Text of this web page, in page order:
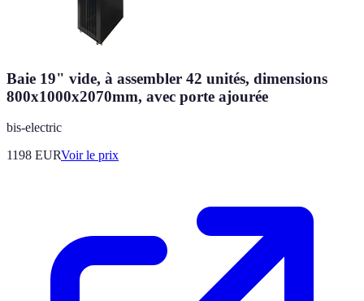
Baie 19" vide, à assembler 42 unités, dimensions
800x1000x2070mm, avec porte ajourée
bis-electric
1198 EURVoir le prix